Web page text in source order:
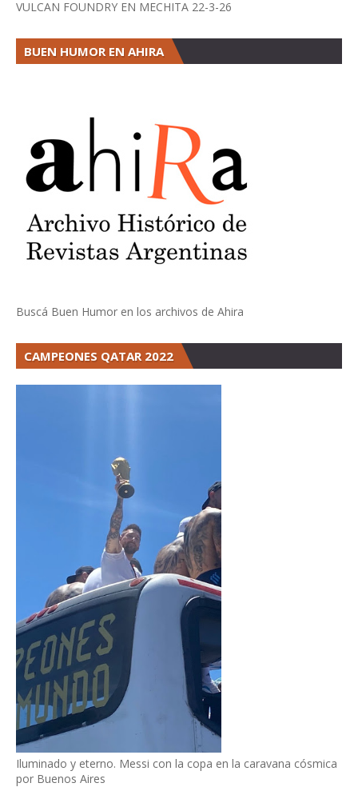
VULCAN FOUNDRY EN MECHITA 22-3-26
BUEN HUMOR EN AHIRA
Buscá Buen Humor en los archivos de Ahira
CAMPEONES QATAR 2022
Iluminado y eterno. Messi con la copa en la caravana cósmica
por Buenos Aires